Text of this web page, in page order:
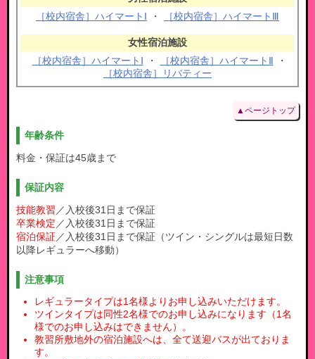
［校内宿舎］ハイマートⅠ ・ ［校内宿舎］ハイマートⅢ
［校内宿舎］ハイマートⅠ ・ ［校内宿舎］ハイマートⅡ
・
［校内宿舎］リバティー
▲ページトップ
年齢条件
料金・保証は45歳まで
保証内容
技能教習 ／入校後31日まで保証
卒業検定 ／入校後31日まで保証
宿泊保証 ／入校後31日まで保証（ツイン・シングルは最短日数
以降レギュラーへ移動）
注意事項
レギュラータイプは1名様よりお申し込みいただけます。
ツインタイプは同性2名様でのお申し込みになります（1名
様でのお申し込みはできません）。
教習所敷地外の宿泊施設へは、全て送迎バスが出ておりま
す。